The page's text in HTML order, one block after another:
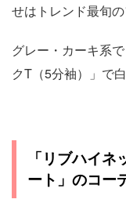
せはトレンド最旬
グレー・カーキ系
クT（5分袖）」で
「リブハイ
ート」のコー